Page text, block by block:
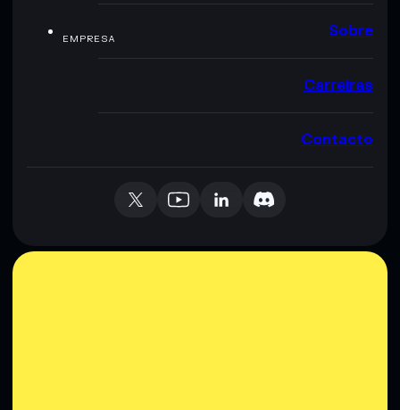
EMPRESA Sobre
Carreiras
Contacto